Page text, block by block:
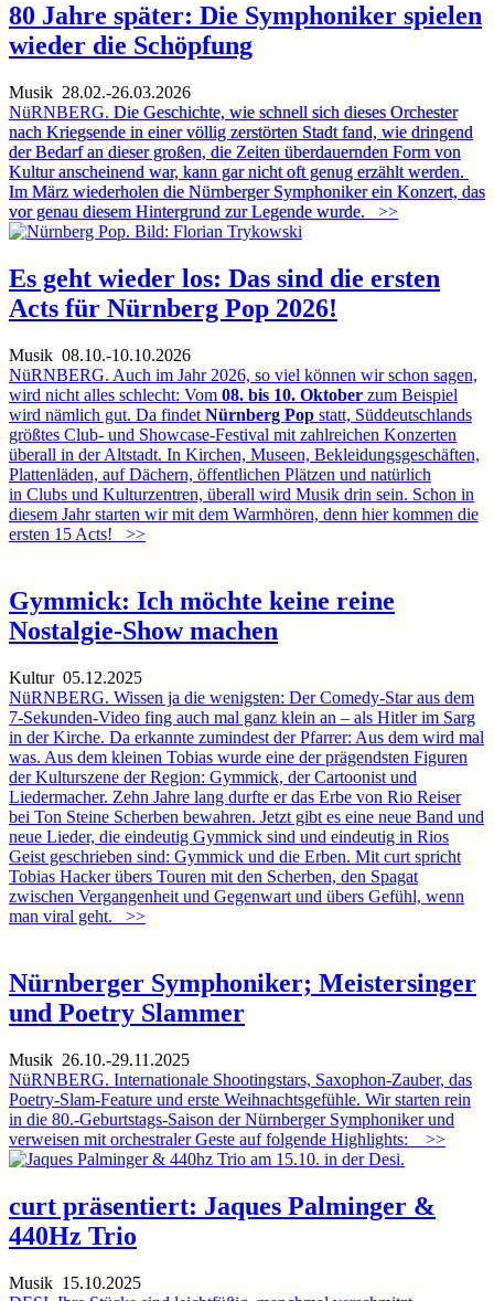
80 Jahre später: Die Symphoniker spielen
wieder die Schöpfung
Musik 28.02.-26.03.2026
NüRNBERG. Die Geschichte, wie schnell sich dieses Orchester
nach Kriegsende in einer völlig zerstörten Stadt fand, wie dringend
der Bedarf an dieser großen, die Zeiten überdauernden Form von
Kultur anscheinend war, kann gar nicht oft genug erzählt werden.
Im März wiederholen die Nürnberger Symphoniker ein Konzert, das
vor genau diesem Hintergrund zur Legende wurde.
>>
Es geht wieder los: Das sind die ersten
Acts für Nürnberg Pop 2026!
Musik 08.10.-10.10.2026
NüRNBERG. Auch im Jahr 2026, so viel können wir schon sagen,
wird nicht alles schlecht: Vom 08. bis 10. Oktober zum Beispiel
wird nämlich gut. Da findet Nürnberg Pop statt, Süddeutschlands
größtes Club- und Showcase-Festival mit zahlreichen Konzerten
überall in der Altstadt. In Kirchen, Museen, Bekleidungsgeschäften,
Plattenläden, auf Dächern, öffentlichen Plätzen und natürlich
in Clubs und Kulturzentren, überall wird Musik drin sein. Schon in
diesem Jahr starten wir mit dem Warmhören, denn hier kommen die
ersten 15 Acts!
>>
Gymmick: Ich möchte keine reine
Nostalgie-Show machen
Kultur05.12.2025
NüRNBERG. Wissen ja die wenigsten: Der Comedy-Star aus dem
7-Sekunden-Video fing auch mal ganz klein an – als Hitler im Sarg
in der Kirche. Da erkannte zumindest der Pfarrer: Aus dem wird mal
was. Aus dem kleinen Tobias wurde eine der prägendsten Figuren
der Kulturszene der Region: Gymmick, der Cartoonist und
Liedermacher. Zehn Jahre lang durfte er das Erbe von Rio Reiser
bei Ton Steine Scherben bewahren. Jetzt gibt es eine neue Band und
neue Lieder, die eindeutig Gymmick sind und eindeutig in Rios
Geist geschrieben sind: Gymmick und die Erben. Mit curt spricht
Tobias Hacker übers Touren mit den Scherben, den Spagat
zwischen Vergangenheit und Gegenwart und übers Gefühl, wenn
man viral geht.
>>
Nürnberger Symphoniker; Meistersinger
und Poetry Slammer
Musik 26.10.-29.11.2025
NüRNBERG. Internationale Shootingstars, Saxophon-Zauber, das
Poetry-Slam-Feature und erste Weihnachtsgefühle. Wir starten rein
in die 80.-Geburtstags-Saison der Nürnberger Symphoniker und
verweisen mit orchestraler Geste auf folgende Highlights:
>>
curt präsentiert: Jaques Palminger &
440Hz Trio
Musik 15.10.2025